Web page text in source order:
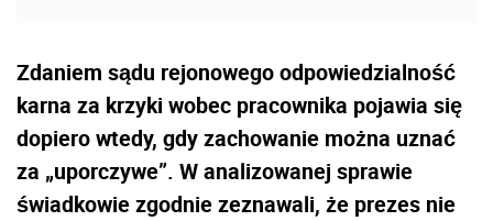
Zdaniem sądu rejonowego odpowiedzialność
karna za krzyki wobec pracownika pojawia się
dopiero wtedy, gdy zachowanie można uznać
za „uporczywe”. W analizowanej sprawie
świadkowie zgodnie zeznawali, że prezes nie